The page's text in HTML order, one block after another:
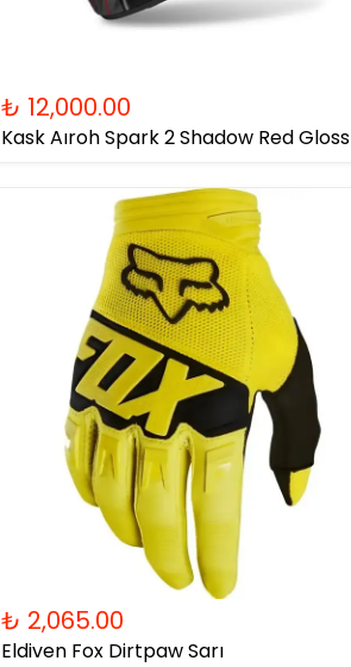
₺ 12,000.00
Kask Aıroh Spark 2 Shadow Red Gloss
₺ 2,065.00
Eldiven Fox Dirtpaw Sarı